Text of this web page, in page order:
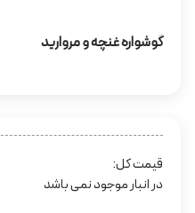
گوشواره غنچه و مروارید
قیمت کل:
در انبار موجود نمی باشد